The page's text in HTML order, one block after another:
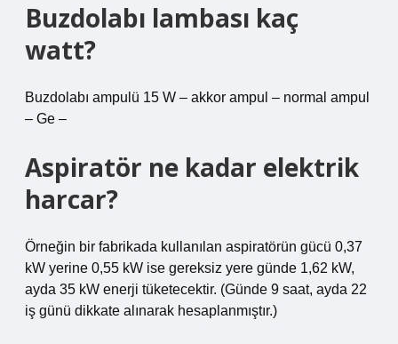
Buzdolabı lambası kaç
watt?
Buzdolabı ampulü 15 W – akkor ampul – normal ampul
– Ge –
Aspiratör ne kadar elektrik
harcar?
Örneğin bir fabrikada kullanılan aspiratörün gücü 0,37
kW yerine 0,55 kW ise gereksiz yere günde 1,62 kW,
ayda 35 kW enerji tüketecektir. (Günde 9 saat, ayda 22
iş günü dikkate alınarak hesaplanmıştır.)